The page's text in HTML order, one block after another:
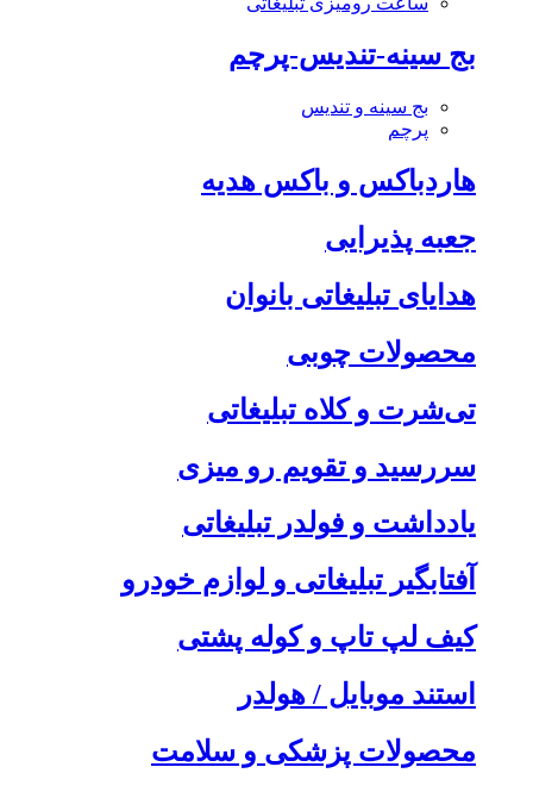
بج سینه-تندیس-پرچم
بج سینه و تندیس
پرچم
هاردباکس و باکس هدیه
جعبه پذیرایی
هدایای تبلیغاتی بانوان
محصولات چوبی
تی‌شرت و کلاه تبلیغاتی
سررسید و تقویم رو میزی
یادداشت و فولدر تبلیغاتی
آفتابگیر تبلیغاتی و لوازم خودرو
کیف لپ تاپ و کوله پشتی
استند موبایل / هولدر
محصولات پزشکی و سلامت